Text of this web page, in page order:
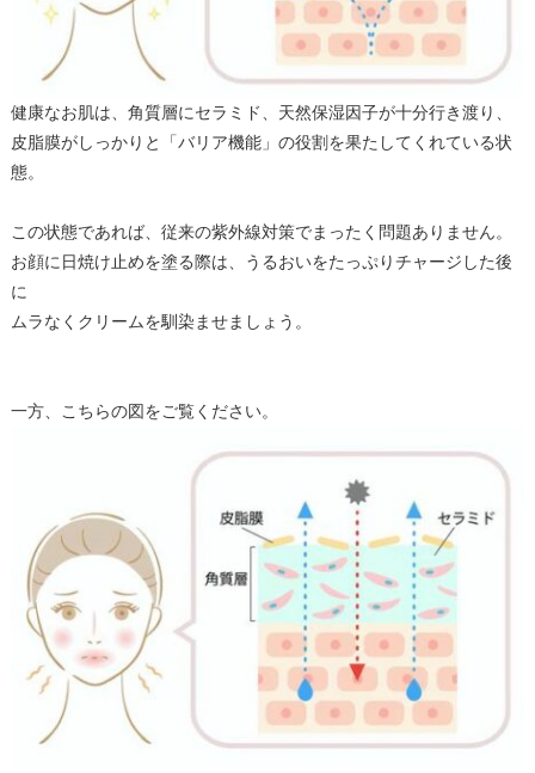
健康なお肌は、角質層にセラミド、天然保湿因子が十分行き渡り、
皮脂膜がしっかりと「バリア機能」の役割を果たしてくれている状
態。
この状態であれば、従来の紫外線対策でまったく問題ありません。
お顔に日焼け止めを塗る際は、うるおいをたっぷりチャージした後
に
ムラなくクリームを馴染ませましょう。
一方、こちらの図をご覧ください。